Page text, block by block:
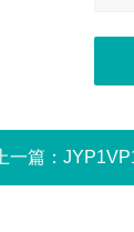
一篇：